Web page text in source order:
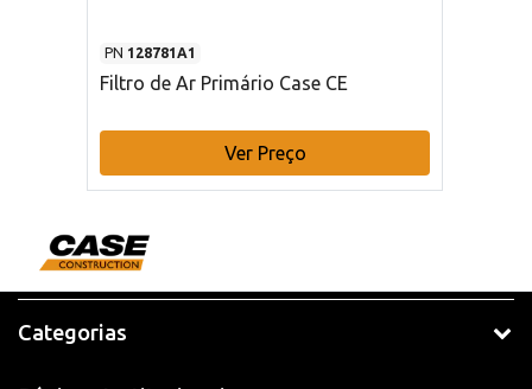
PN 128781A1
Filtro de Ar Primário Case CE
Ver Preço
Categorias